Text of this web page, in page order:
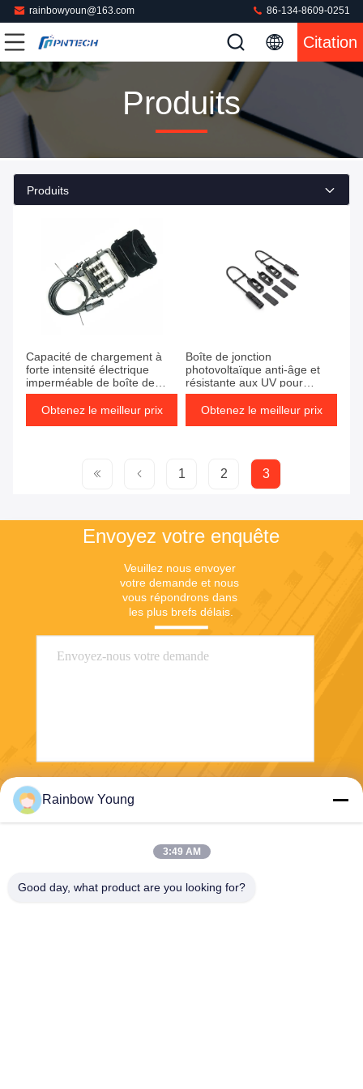
rainbowyoun@163.com 86-134-8609-0251
Citation
Produits
Produits
Capacité de chargement à
forte intensité électrique
imperméable de boîte de
jonction de picovolte avec 6
diodes
Obtenez le meilleur prix
Boîte de jonction
photovoltaïque anti-âge et
résistante aux UV pour
système d'énergie solaire
Obtenez le meilleur prix
1 2 3
Envoyez votre enquête
Veuillez nous envoyer
votre demande et nous
vous répondrons dans
les plus brefs délais.
Rainbow Young
3:49 AM
Good day, what product are you looking for?